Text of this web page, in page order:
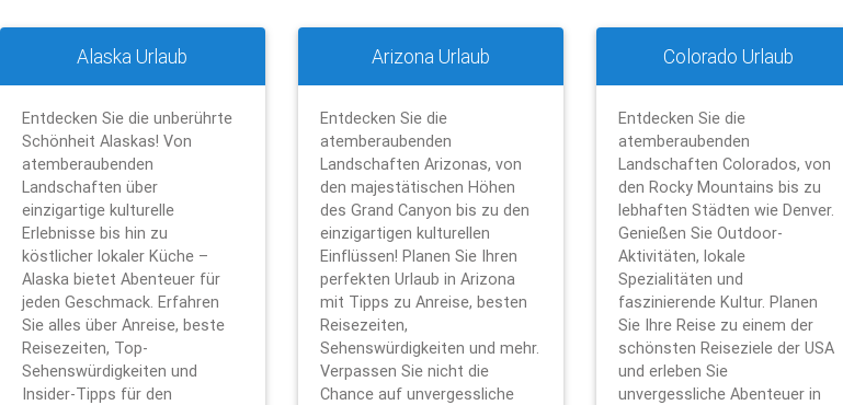
Alaska Urlaub
Entdecken Sie die unberührte
Schönheit Alaskas! Von
atemberaubenden
Landschaften über
einzigartige kulturelle
Erlebnisse bis hin zu
köstlicher lokaler Küche –
Alaska bietet Abenteuer für
jeden Geschmack. Erfahren
Sie alles über Anreise, beste
Reisezeiten, Top-
Sehenswürdigkeiten und
Insider-Tipps für den
Arizona Urlaub
Entdecken Sie die
atemberaubenden
Landschaften Arizonas, von
den majestätischen Höhen
des Grand Canyon bis zu den
einzigartigen kulturellen
Einflüssen! Planen Sie Ihren
perfekten Urlaub in Arizona
mit Tipps zu Anreise, besten
Reisezeiten,
Sehenswürdigkeiten und mehr.
Verpassen Sie nicht die
Chance auf unvergessliche
Colorado Urlaub
Entdecken Sie die
atemberaubenden
Landschaften Colorados, von
den Rocky Mountains bis zu
lebhaften Städten wie Denver.
Genießen Sie Outdoor-
Aktivitäten, lokale
Spezialitäten und
faszinierende Kultur. Planen
Sie Ihre Reise zu einem der
schönsten Reiseziele der USA
und erleben Sie
unvergessliche Abenteuer in